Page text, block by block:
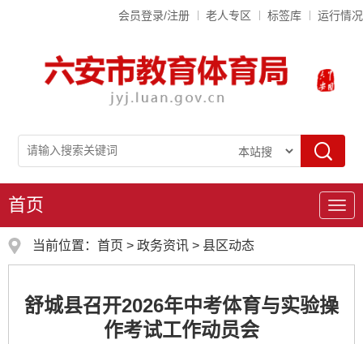
会员登录/注册 老人专区 标签库 运行情况
导
首页
当前位置： 首页 > 政务资讯 > 县区动态
舒城县召开2026年中考体育与实验操
作考试工作动员会